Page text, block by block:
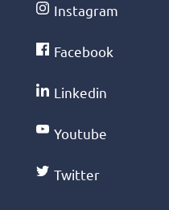
Instagram
Facebook
Linkedin
Youtube
Twitter